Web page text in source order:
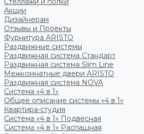
Акции
Дизайнерам
Отзывы и Проекты
Фурнитура ARISTO
Раздвижные системы
Раздвижная система Стандарт
Раздвижная система Slim Line
Межкомнатные двери ARISTO
Раздвижная система NOVA
Система «4 в 1»
Общее описание системы «4 в 1»
Квартира-студия
Система «4 в 1» Подвесная
Система «4 в 1» Распашная